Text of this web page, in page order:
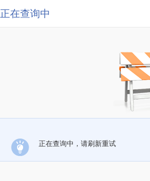
正在查询中
正在查询中，请刷新重试